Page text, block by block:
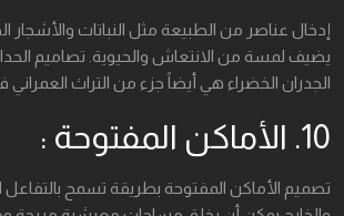
إدخال عناصر من الطبيعة مثل النباتات والأشجار
يضيف لمسة من الانتعاش والحيوية. تصاميم
الجدران الخضراء هي أيضاً جزء من التراث
10. الأماكن المفتوحة :
تصميم الأماكن المفتوحة بطريقة تسمح